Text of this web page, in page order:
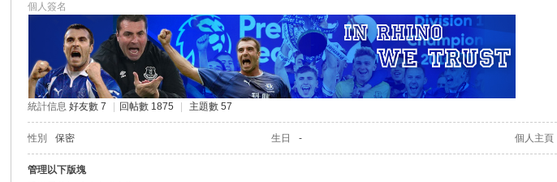
個人簽名
統計信息 好友數 7 回帖數 1875 主題數 57
性別 保密 生日 - 個人主頁
管理以下版塊